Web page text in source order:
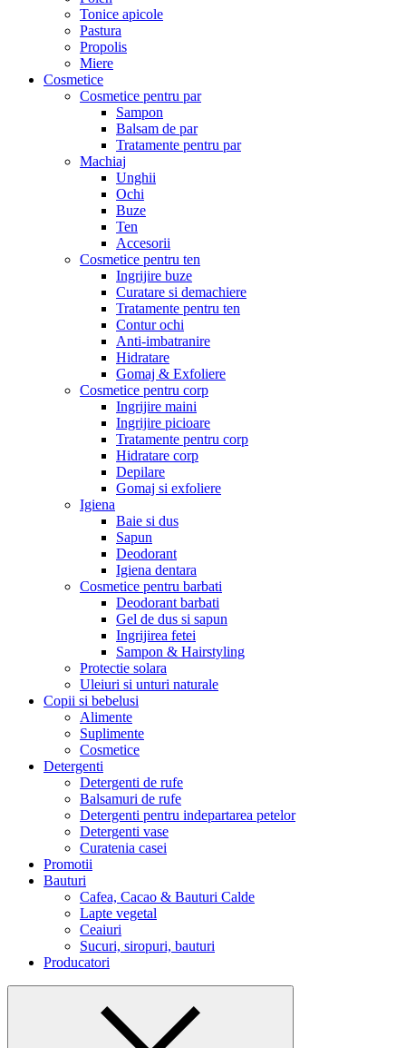
Tonice apicole
Pastura
Propolis
Miere
Cosmetice
Cosmetice pentru par
Sampon
Balsam de par
Tratamente pentru par
Machiaj
Unghii
Ochi
Buze
Ten
Accesorii
Cosmetice pentru ten
Ingrijire buze
Curatare si demachiere
Tratamente pentru ten
Contur ochi
Anti-imbatranire
Hidratare
Gomaj & Exfoliere
Cosmetice pentru corp
Ingrijire maini
Ingrijire picioare
Tratamente pentru corp
Hidratare corp
Depilare
Gomaj si exfoliere
Igiena
Baie si dus
Sapun
Deodorant
Igiena dentara
Cosmetice pentru barbati
Deodorant barbati
Gel de dus si sapun
Ingrijirea fetei
Sampon & Hairstyling
Protectie solara
Uleiuri si unturi naturale
Copii si bebelusi
Alimente
Suplimente
Cosmetice
Detergenti
Detergenti de rufe
Balsamuri de rufe
Detergenti pentru indepartarea petelor
Detergenti vase
Curatenia casei
Promotii
Bauturi
Cafea, Cacao & Bauturi Calde
Lapte vegetal
Ceaiuri
Sucuri, siropuri, bauturi
Producatori